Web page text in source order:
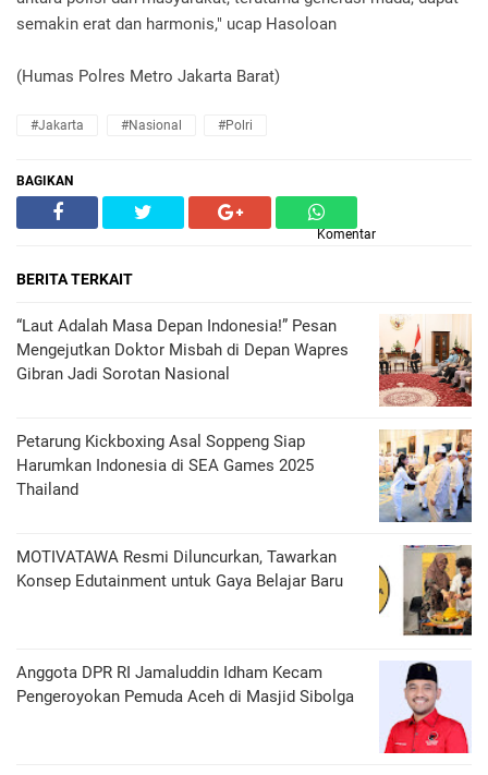
semakin erat dan harmonis," ucap Hasoloan
(Humas Polres Metro Jakarta Barat)
#Jakarta #Nasional #Polri
BAGIKAN
Komentar
BERITA TERKAIT
“Laut Adalah Masa Depan Indonesia!” Pesan
Mengejutkan Doktor Misbah di Depan Wapres
Gibran Jadi Sorotan Nasional
Petarung Kickboxing Asal Soppeng Siap
Harumkan Indonesia di SEA Games 2025
Thailand
MOTIVATAWA Resmi Diluncurkan, Tawarkan
Konsep Edutainment untuk Gaya Belajar Baru
Anggota DPR RI Jamaluddin Idham Kecam
Pengeroyokan Pemuda Aceh di Masjid Sibolga